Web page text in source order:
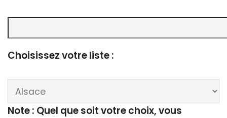
Choisissez votre liste :
Note : Quel que soit votre choix, vous